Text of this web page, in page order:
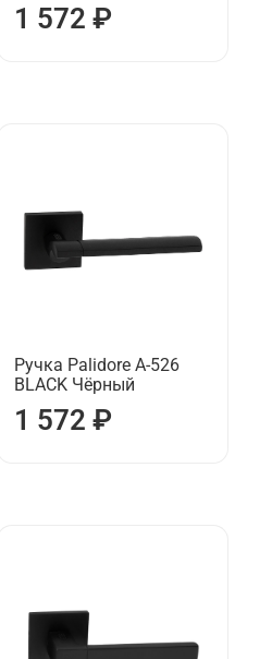
1 572 ₽
Ручка Palidore А-526
BLACK Чёрный
1 572 ₽